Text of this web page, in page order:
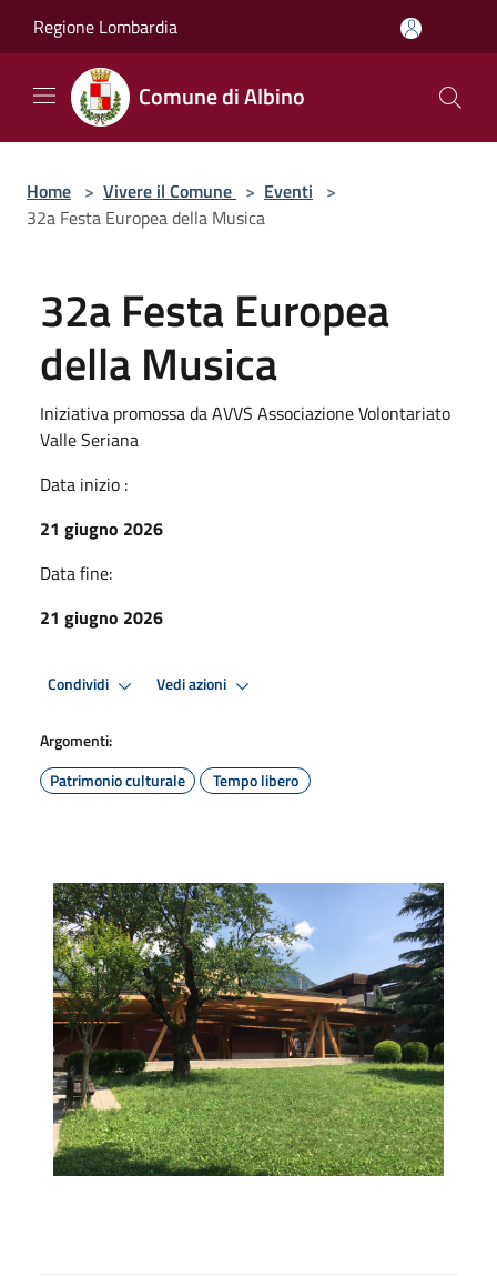
Regione Lombardia
Comune di Albino
Home > Vivere il Comune > Eventi >
32a Festa Europea della Musica
32a Festa Europea
della Musica
Iniziativa promossa da AVVS Associazione Volontariato
Valle Seriana
Data inizio :
21 giugno 2026
Data fine:
21 giugno 2026
Condividi Vedi azioni
Argomenti:
Patrimonio culturale
Tempo libero